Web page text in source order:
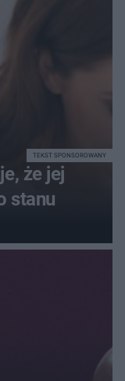
że jej
stanu
TEKST SPONSOROWANY